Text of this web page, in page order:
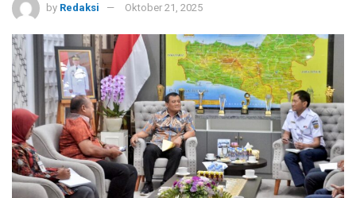
by Redaksi Oktober 21, 2025